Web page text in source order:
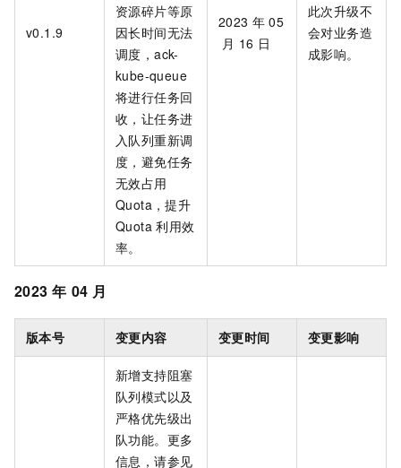
v0.1.9
资源碎片等原
因长时间无法
调度，ack-
kube-queue
将进行任务回
收，让任务进
入队列重新调
度，避免任务
无效占用
Quota，提升
Quota 利用效
率。
2023 年 05
月 16 日
此次升级不
会对业务造
成影响。
2023 年 04 月
版本号 变更内容 变更时间 变更影响
新增支持阻塞
队列模式以及
严格优先级出
队功能。更多
信息，请参见